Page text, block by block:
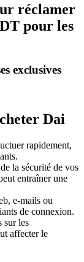
réclamer
pour les
exclusives
Dai
rapidement,
la sécurité de vos
entraîner une
e-mails ou
de connexion.
sur les
affecter le